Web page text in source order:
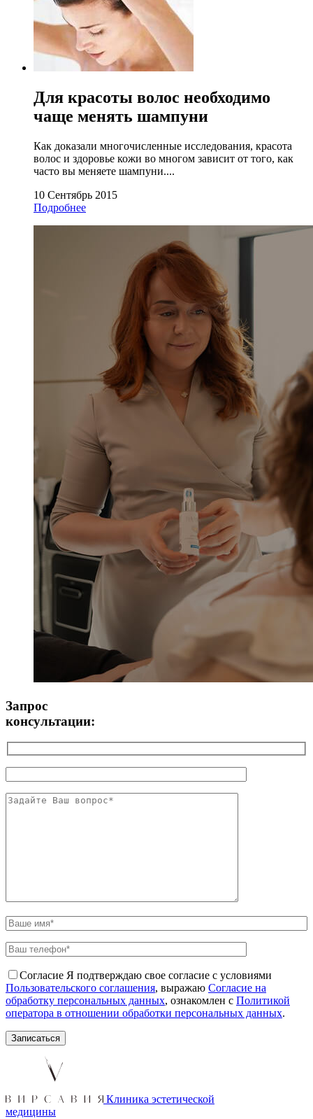
Для красоты волос необходимо
чаще менять шампуни
Как доказали многочисленные исследования, красота
волос и здоровье кожи во многом зависит от того, как
часто вы меняете шампуни....
10 Сентябрь 2015
Подробнее
Запрос
консультации:
Согласие Я подтверждаю свое согласие с условиями
Пользовательского соглашения, выражаю Согласие на
обработку персональных данных, ознакомлен с Политикой
оператора в отношении обработки персональных данных.
Клиника эстетической
медицины